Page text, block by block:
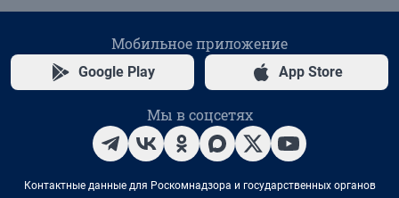
Мобильное приложение
Google Play App Store
Мы в соцсетях
Контактные данные для Роскомнадзора и государственных органов